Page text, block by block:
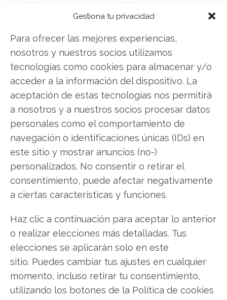
Gestiona tu privacidad
Para ofrecer las mejores experiencias,
nosotros y nuestros socios utilizamos
tecnologías como cookies para almacenar y/o
acceder a la información del dispositivo. La
aceptación de estas tecnologías nos permitirá
a nosotros y a nuestros socios procesar datos
personales como el comportamiento de
navegación o identificaciones únicas (IDs) en
este sitio y mostrar anuncios (no-)
personalizados. No consentir o retirar el
consentimiento, puede afectar negativamente
a ciertas características y funciones.
Haz clic a continuación para aceptar lo anterior
o realizar elecciones más detalladas. Tus
elecciones se aplicarán solo en este
sitio. Puedes cambiar tus ajustes en cualquier
momento, incluso retirar tu consentimiento,
utilizando los botones de la Política de cookies
Los últimos resultados de Micron son
contundentes: Acción inmediata requerida para
los inversores de Micron. ¿Merece la pena
invertir o es momento de vender? En el Análisis
gratuito actual del 7 de agosto descubrirá
exactamente qué hacer.
Micron: ¿Comprar o vender?¡Lee más aquí!
Micron
Compartir este artículo
Twitter
Facebook
LinkedIn
Copiar enlace